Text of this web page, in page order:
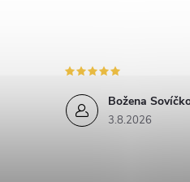
Božena
3.8.2026